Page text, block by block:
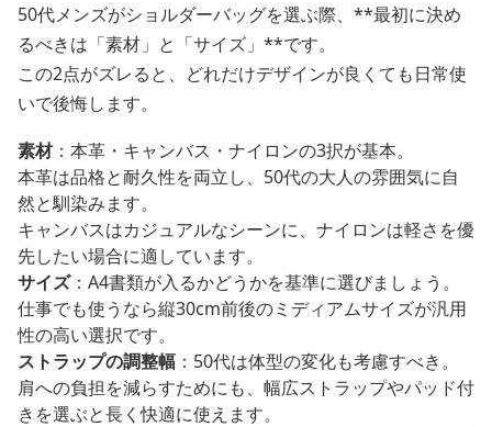
50代メンズがショルダーバッグを選ぶ際、**最初に決め
るべきは「素材」と「サイズ」**です。
この2点がズレると、どれだけデザインが良くても日常使
いで後悔します。
素材：本革・キャンバス・ナイロンの3択が基本。
本革は品格と耐久性を両立し、50代の大人の雰囲気に自
然と馴染みます。
キャンバスはカジュアルなシーンに、ナイロンは軽さを優
先したい場合に適しています。
サイズ：A4書類が入るかどうかを基準に選びましょう。
仕事でも使うなら縦30cm前後のミディアムサイズが汎用
性の高い選択です。
ストラップの調整幅 ：50代は体型の変化も考慮すべき。
肩への負担を減らすためにも、幅広ストラップやパッド付
きを選ぶと長く快適に使えます。